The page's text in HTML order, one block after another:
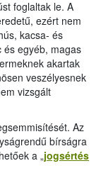
foglaltak le. A
ezért nem
kacsa- és
és egyéb, magas
akartak
veszélyesnek
vizsgált
Az
bírságra
a „jogsértés